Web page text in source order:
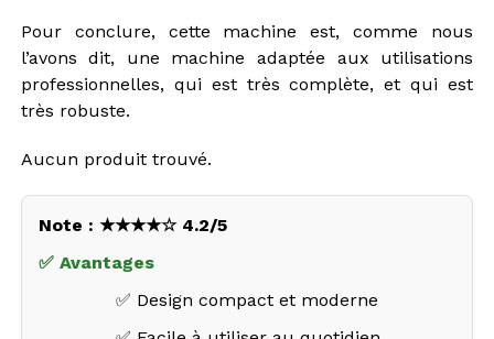
Pour conclure, cette machine est, comme nous
l’avons dit, une machine adaptée aux utilisations
professionnelles, qui est très complète, et qui est
très robuste.
Aucun produit trouvé.
Note : ★★★★☆ 4.2/5
✅ Avantages
✅ Design compact et moderne